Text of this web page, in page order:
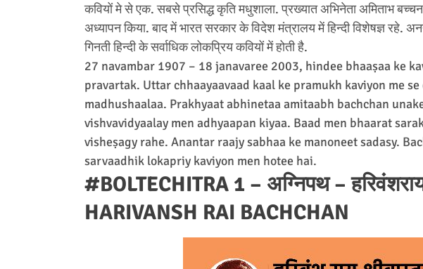
कवियों मे से एक. सबसे प्रसिद्ध कृति मधुशाला. प्रख्यात अभिनेता अमिताभ
अध्यापन किया. बाद में भारत सरकार के विदेश मंत्रालय में हिन्दी विशेषज्ञ रहे.
गिनती हिन्दी के सर्वाधिक लोकप्रिय कवियों में होती है.
27 navambar 1907 – 18 janavaree 2003, hindee bhaaṣaa ke
pravartak. Uttar chhaayaavaad kaal ke pramukh kaviyon me
madhushaalaa. Prakhyaat abhinetaa amitaabh bachchan
vishvavidyaalay men adhyaapan kiyaa. Baad men bhaarat
visheṣagy rahe. Anantar raajy sabhaa ke manoneet sadasy.
sarvaadhik lokapriy kaviyon men hotee hai.
#BOLTECHITRA 1 – अग्निपथ –
HARIVANSH RAI BACHCHAN